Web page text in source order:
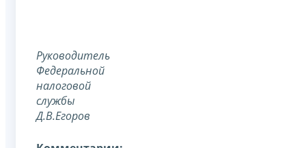
Руководитель
Федеральной
налоговой
службы
Д.В.Егоров